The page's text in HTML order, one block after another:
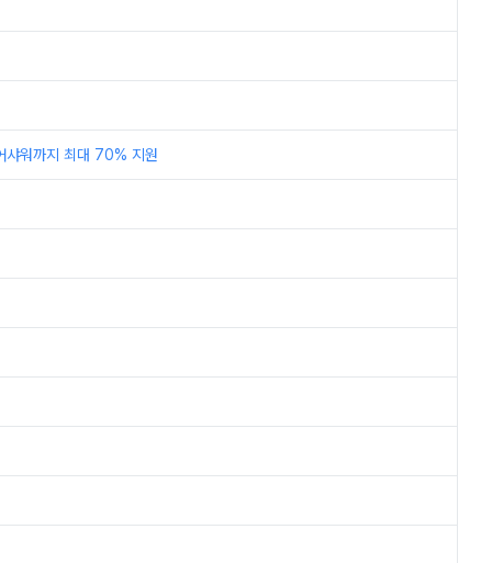
샤워까지 최대 70% 지원